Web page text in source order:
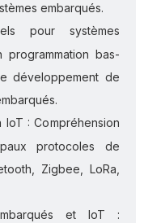
embarqués.
pour systèmes
programmation bas-
développement de
IoT : Compréhension
protocoles de
Zigbee, LoRa,
et IoT :